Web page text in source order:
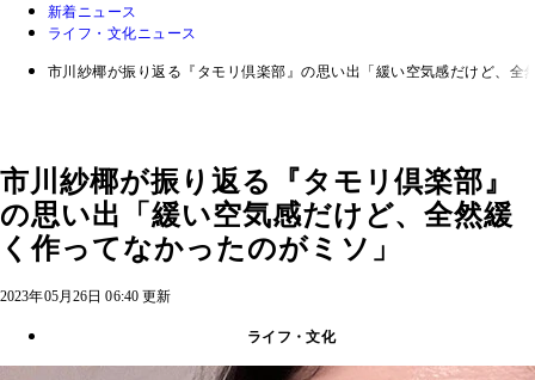
新着ニュース
ライフ・文化ニュース
市川紗椰が振り返る『タモリ倶楽部』の思い出「緩い空気感だけど、全
市川紗椰が振り返る『タモリ倶楽部』
の思い出「緩い空気感だけど、全然緩
く作ってなかったのがミソ」
2023年05月26日 06:40 更新
ライフ・文化